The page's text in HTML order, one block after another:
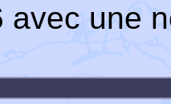
avec une